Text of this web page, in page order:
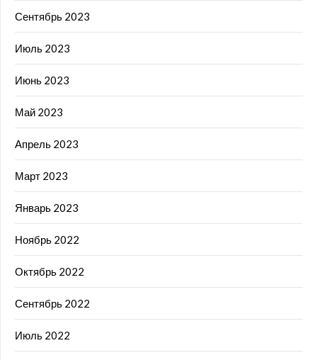
Сентябрь 2023
Июль 2023
Июнь 2023
Май 2023
Апрель 2023
Март 2023
Январь 2023
Ноябрь 2022
Октябрь 2022
Сентябрь 2022
Июль 2022